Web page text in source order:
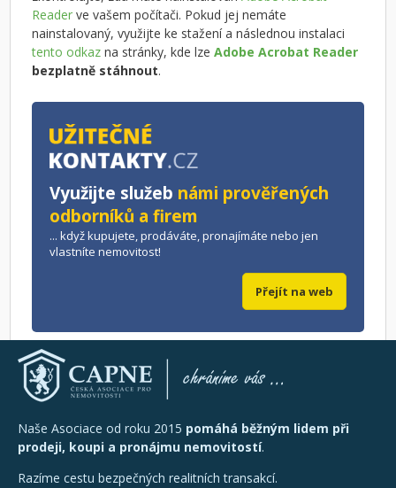
Readerve vašem počítači. Pokud jej nemáte
nainstalovaný, využijte ke stažení a následnou instalaci
tento odkaz na stránky, kde lzeAdobe Acrobat Reader
bezplatně stáhnout.
Využijte služeb námi prověřených
odborníků a firem
... když kupujete, prodáváte, pronajímáte nebo jen
vlastníte nemovitost!
Přejít na web
Naše Asociace od roku 2015 pomáhá běžným lidem při
prodeji, koupi a pronájmu nemovitostí.
Razíme cestu bezpečných realitních transakcí.